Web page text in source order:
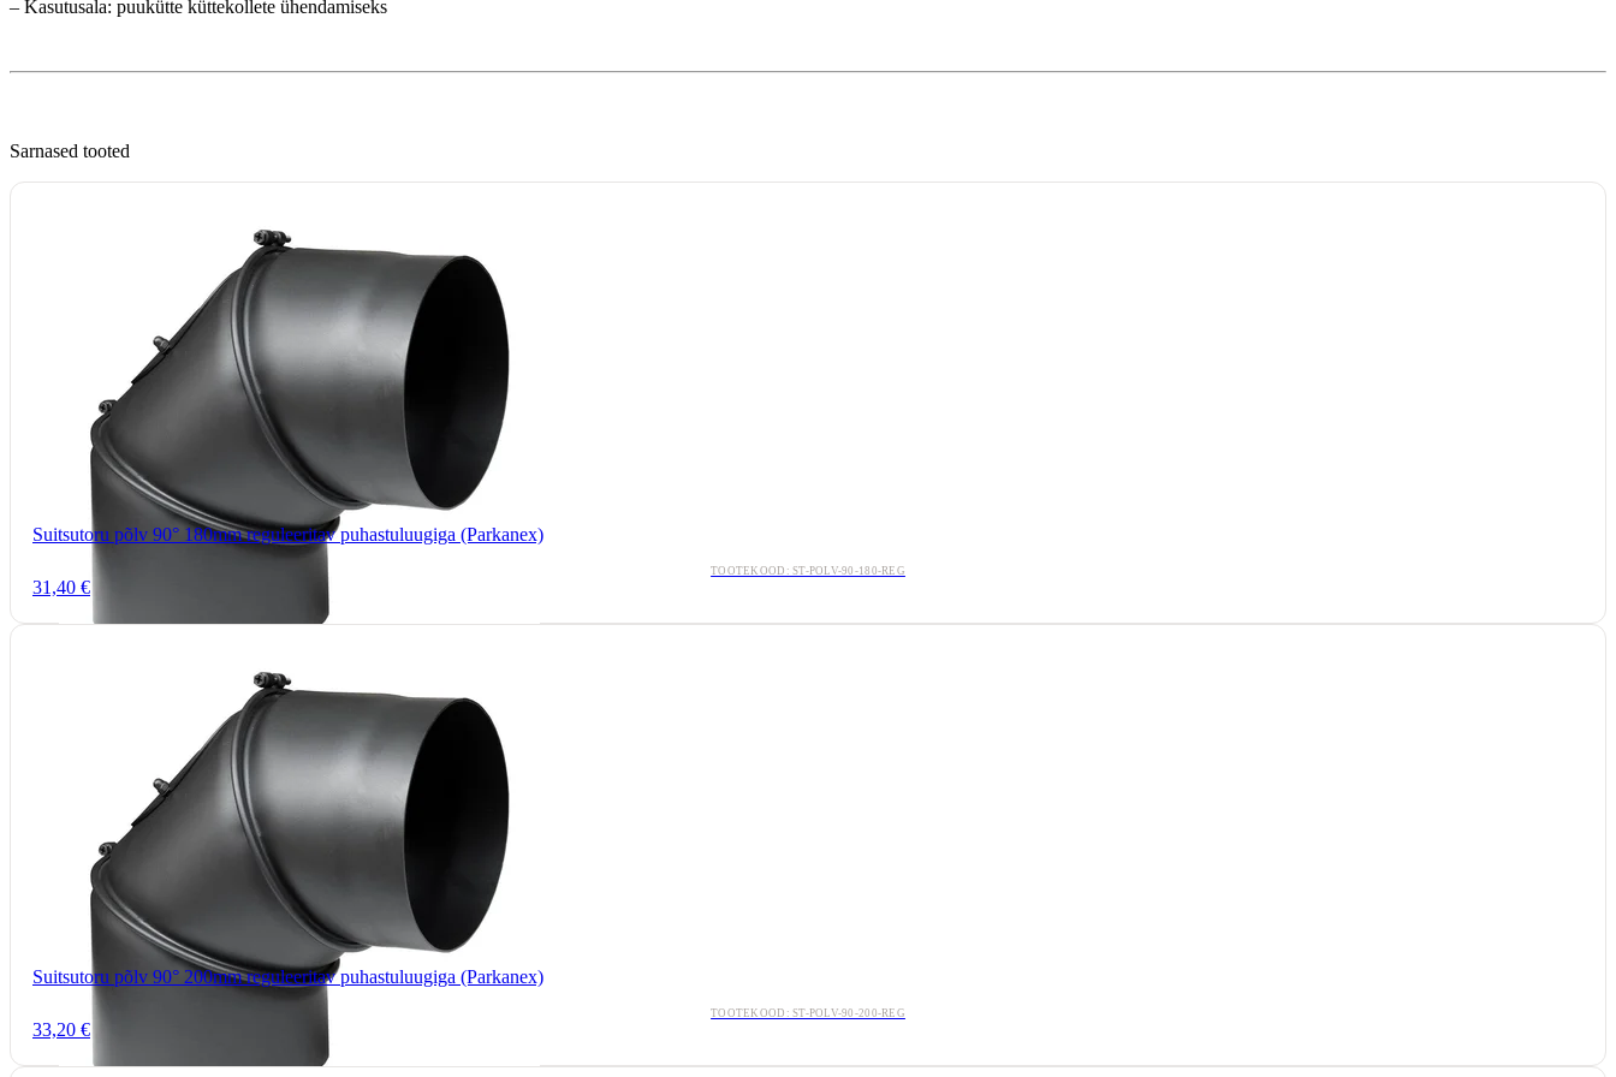
– Kasutusala: puukütte küttekollete ühendamiseks
Sarnased tooted
Suitsutoru põlv 90° 180mm reguleeritav puhastuluugiga (Parkanex)
TOOTEKOOD: ST-POLV-90-180-REG
31,40 €
Suitsutoru põlv 90° 200mm reguleeritav puhastuluugiga (Parkanex)
TOOTEKOOD: ST-POLV-90-200-REG
33,20 €